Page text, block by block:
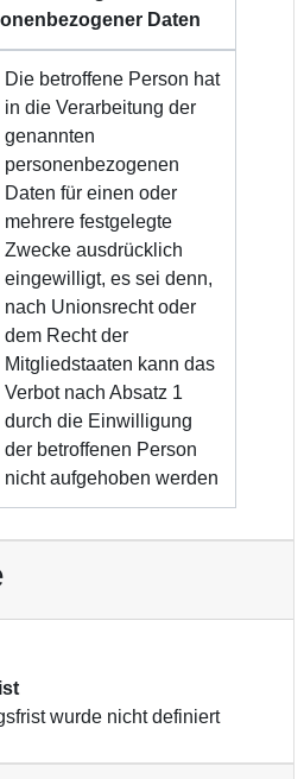
Daten
Die betroffene Person hat
in die Verarbeitung der
genannten
personenbezogenen
Daten für einen oder
mehrere festgelegte
Zwecke ausdrücklich
eingewilligt, es sei denn,
nach Unionsrecht oder
dem Recht der
Mitgliedstaaten kann das
Verbot nach Absatz 1
durch die Einwilligung
der betroffenen Person
nicht aufgehoben werden
wurde nicht definiert